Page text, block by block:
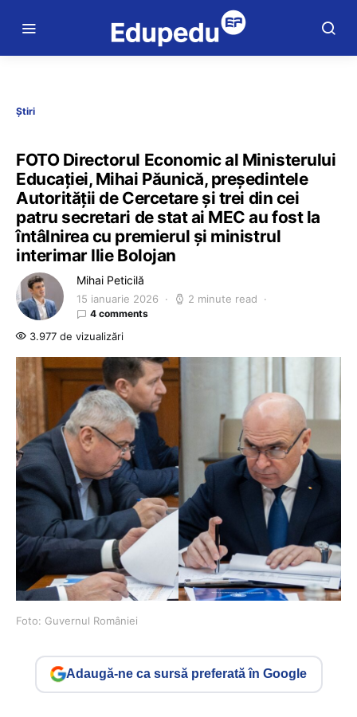
Știri
FOTO Directorul Economic al Ministerului
Educației, Mihai Păunică, președintele
Autorității de Cercetare și trei din cei
patru secretari de stat ai MEC au fost la
întâlnirea cu premierul și ministrul
interimar Ilie Bolojan
Mihai Peticilă
15 ianuarie 2026 2 minute read
4 comments
3.977 de vizualizări
Foto: Guvernul României
Adaugă-ne ca sursă preferată în Google